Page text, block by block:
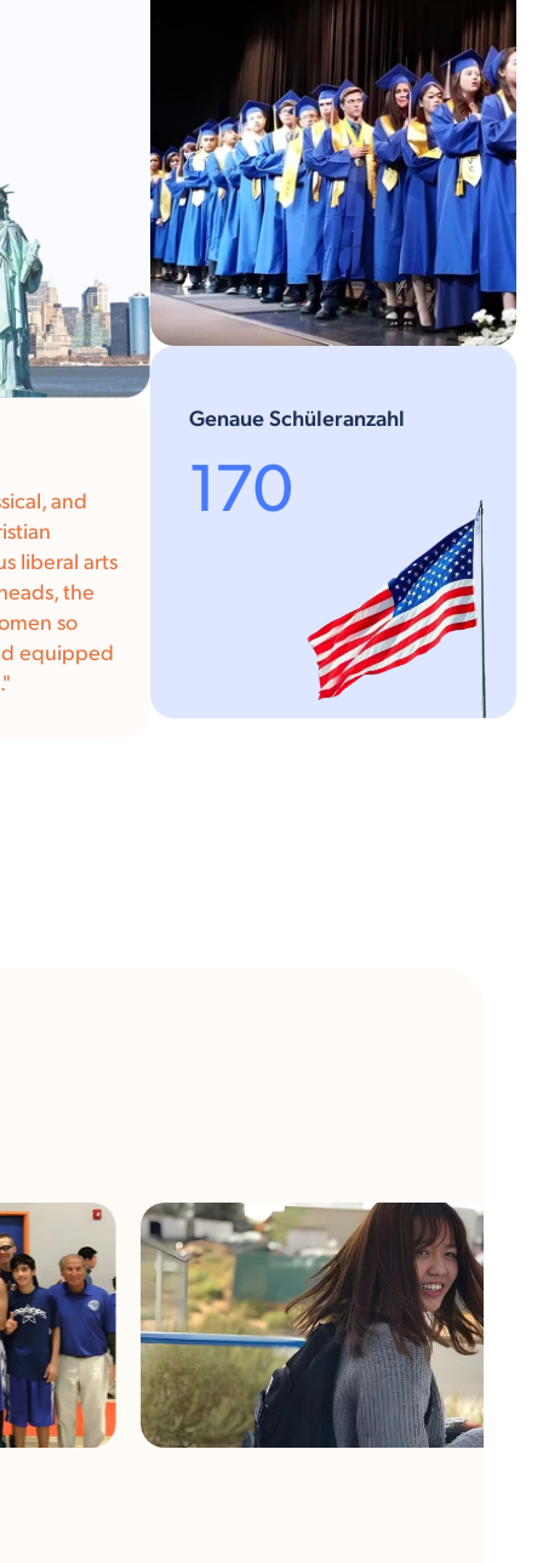
and
liberal arts
the
so
equipped
Genaue Schüleranzahl
170